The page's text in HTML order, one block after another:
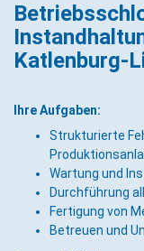
Katlenburg-
Ihre Aufgaben:
Strukturierte
Wartung und
Durchführung
Fertigung von
Betreuen und